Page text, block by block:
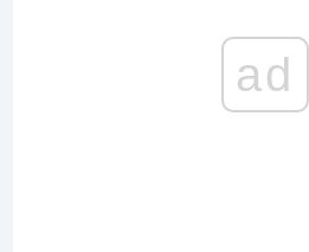
ad